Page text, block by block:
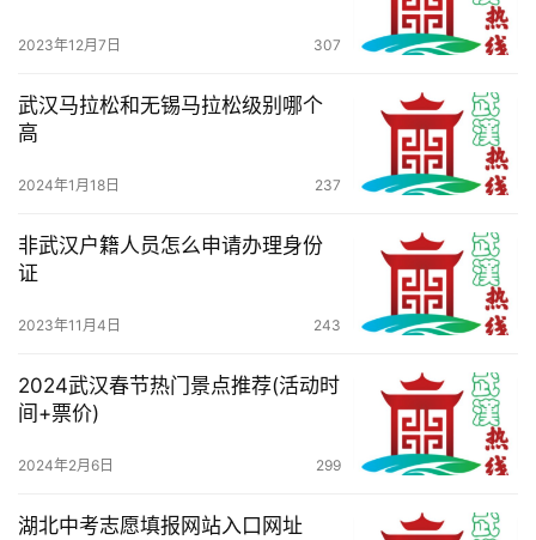
2023年12月7日 307
武汉马拉松和无锡马拉松级别哪个
高
2024年1月18日 237
非武汉户籍人员怎么申请办理身份
证
2023年11月4日 243
2024武汉春节热门景点推荐(活动时
间+票价)
2024年2月6日 299
湖北中考志愿填报网站入口网址